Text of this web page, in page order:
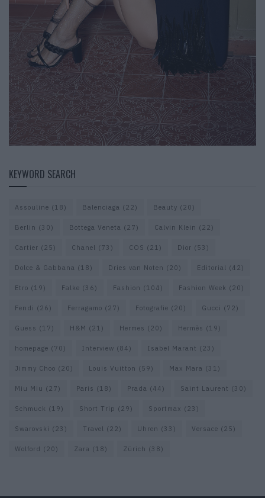
KEYWORD SEARCH
Assouline (18) Balenciaga (22) Beauty (20)
Berlin (30) Bottega Veneta (27) Calvin Klein (22)
Cartier (25) Chanel (73) COS (21) Dior (53)
Dolce & Gabbana (18) Dries van Noten (20) Editorial (42)
Etro (19) Falke (36) Fashion (104) Fashion Week (20)
Fendi (26) Ferragamo (27) Fotografie (20) Gucci (72)
Guess (17) H&M (21) Hermes (20) Hermès (19)
homepage (70) Interview (84) Isabel Marant (23)
Jimmy Choo (20) Louis Vuitton (59) Max Mara (31)
Miu Miu (27) Paris (18) Prada (44) Saint Laurent (30)
Schmuck (19) Short Trip (29) Sportmax (23)
Swarovski (23) Travel (22) Uhren (33) Versace (25)
Wolford (20) Zara (18) Zürich (38)